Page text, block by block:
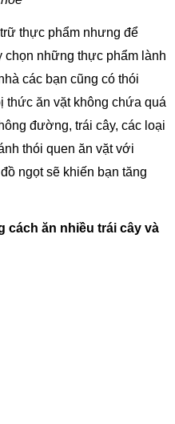
thực phẩm nhưng để
chọn những thực phẩm lành
các bạn cũng có thói
thức ăn vặt không chứa quá
đường, trái cây, các loại
thói quen ăn vặt với
ngọt sẽ khiến bạn tăng
cách ăn nhiều trái cây và